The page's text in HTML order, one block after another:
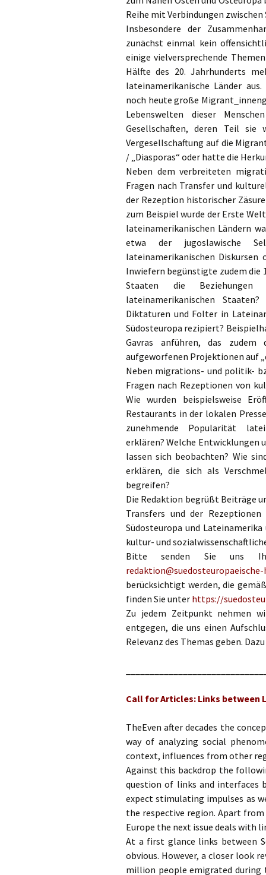
Reihe mit Verbindungen
Insbesondere der
zunächst einmal kein
einige vielversprechende
Hälfte des 20. Jahrhunderts
lateinamerikanische Länder
noch heute große
Lebenswelten dieser
Gesellschaften, deren Teil sie
Vergesellschaftung auf die
/ „Diasporas“ oder hatte die
Neben dem verbreiteten
Fragen nach Transfer und
der Rezeption historischer
zum Beispiel wurde der Erste
lateinamerikanischen Ländern
etwa der jugoslawische
lateinamerikanischen Diskursen
Inwiefern begünstigte zudem die
Staaten die Beziehungen
lateinamerikanischen
Diktaturen und Folter in
Südosteuropa rezipiert?
Gavras anführen, das
aufgeworfenen Projektionen auf
Neben migrations- und politik-
Fragen nach Rezeptionen von
Wie wurden beispielsweise
Restaurants in der lokalen
zunehmende Popularität
erklären? Welche Entwicklungen
lassen sich beobachten? Wie
erklären, die sich als
begreifen?
Die Redaktion begrüßt Beiträge
Transfers und der
Südosteuropa und
kultur- und
Bitte senden Sie uns
berücksichtigt werden, die
finden Sie unter https://
Zu jedem Zeitpunkt nehmen
entgegen, die uns einen
Relevanz des Themas geben.
Call for Articles: Links between
TheEven after decades the
way of analyzing social
context, influences from other
Against this backdrop the
question of links and interfaces
expect stimulating impulses as
the respective region. Apart
Europe the next issue deals with
At a first glance links between
obvious. However, a closer look
million people emigrated